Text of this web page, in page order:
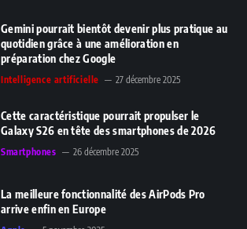
Gemini pourrait bientôt devenir plus pratique au
quotidien grâce à une amélioration en
préparation chez Google
Intelligence artificielle 27 décembre 2025
Cette caractéristique pourrait propulser le
Galaxy S26 en tête des smartphones de 2026
Smartphones 26 décembre 2025
La meilleure fonctionnalité des AirPods Pro
arrive enfin en Europe